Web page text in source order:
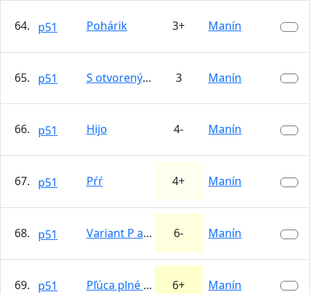
64. p51 Pohárik 3+ Manín
65. p51 S otvorenými očami 3 Manín
66. p51 Hijo 4- Manín
67. p51 Pŕŕ 4+ Manín
68. p51 Variant P alebo L 6- Manín
69. p51 Pľúca plné peľu 6+ Manín